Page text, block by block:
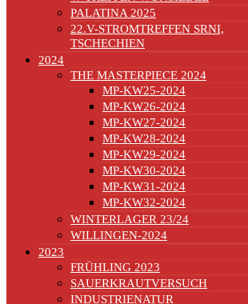
PALATINA 2025
22.V-STROMTREFFEN SRNI,
TSCHECHIEN
2024
THE MASTERPIECE 2024
MP-KW25-2024
MP-KW26-2024
MP-KW27-2024
MP-KW28-2024
MP-KW29-2024
MP-KW30-2024
MP-KW31-2024
MP-KW32-2024
WINTERLAGER 23/24
WILLINGEN-2024
2023
FRÜHLING 2023
SAUERKRAUTVERSUCH
INDUSTRIENATUR